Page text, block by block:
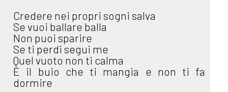
Credere nei propri sogni salva
Se vuoi ballare balla
Non puoi sparire
Se ti perdi segui me
Quel vuoto non ti calma
È il buio che ti mangia e non ti fa
dormire